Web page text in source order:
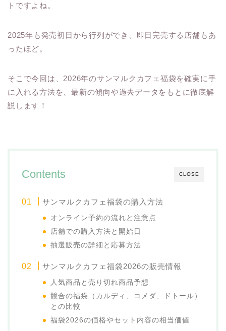
トですよね。
2025年も発売初日から行列ができ、即日完売する店舗もあ
ったほど。
そこで今回は、2026年のサンマルクカフェ福袋を確実に手
に入れる方法を、最新の傾向や過去データをもとに徹底解
説します！
CLOSE
Contents
サンマルクカフェ福袋の購入方法
オンライン予約の流れと注意点
店舗での購入方法と開始日
抽選販売の詳細と応募方法
サンマルクカフェ福袋2026の販売情報
人気商品と売り切れ商品予想
競合の福袋（カルディ、コメダ、ドトール）
との比較
福袋2026の価格やセット内容の相当価値